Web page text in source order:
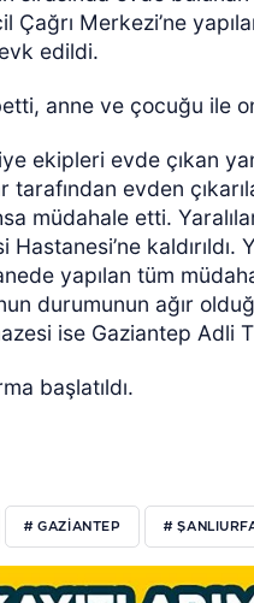
Çağrı Merkezi’ne
edildi.
anne ve çocuğu ile
ekipleri evde çıkan
evden
müdahale etti.
yapılan tüm
durumunun ağır
ise Gaziantep Adli
başlatıldı.
# GAZIANTEP #